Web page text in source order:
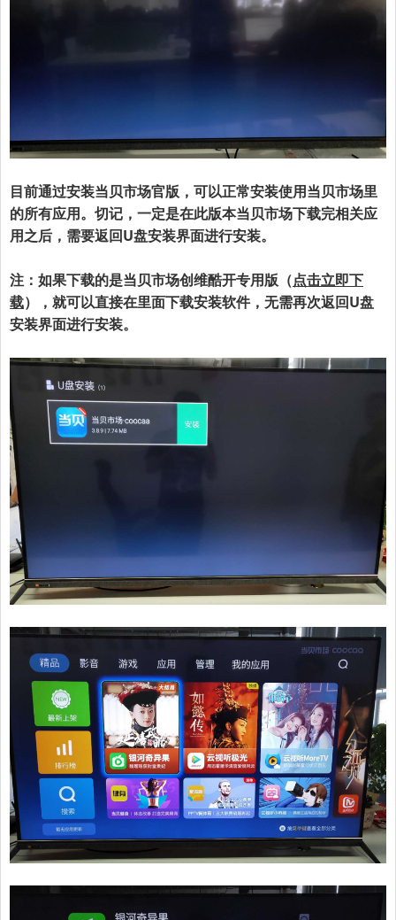
目前通过安装当贝市场官版，可以正常安装使用当贝市场里
的所有应用。切记，一定是在此版本当贝市场下载完相关应
用之后，需要返回U盘安装界面进行安装。
注：如果下载的是当贝市场创维酷开专用版（点击立即下
载），就可以直接在里面下载安装软件，无需再次返回U盘
安装界面进行安装。